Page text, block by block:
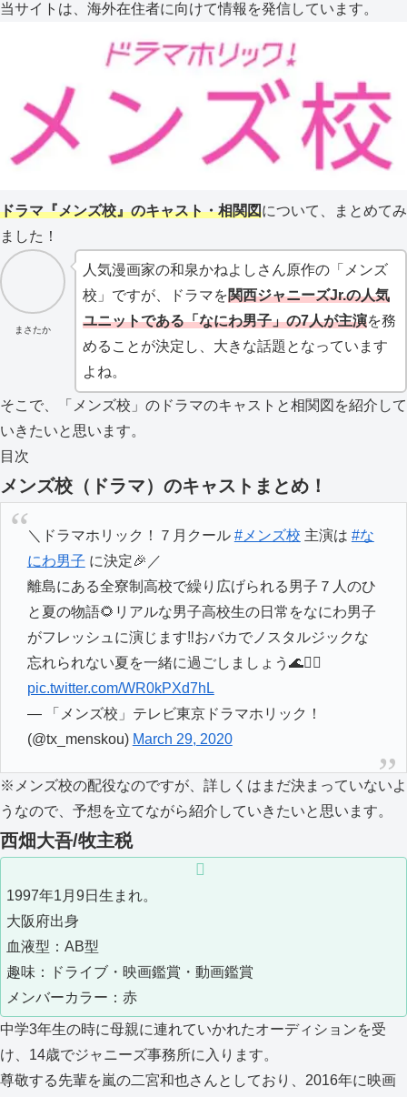
当サイトは、海外在住者に向けて情報を発信しています。
ドラマ『メンズ校』のキャスト・相関図について、まとめてみ
ました！
まさたか
人気漫画家の和泉かねよしさん原作の「メンズ
校」ですが、ドラマを関西ジャニーズJr.の人気
ユニットである「なにわ男子」の7人が主演を務
めることが決定し、大きな話題となっています
よね。
そこで、「メンズ校」のドラマのキャストと相関図を紹介して
いきたいと思います。
目次
メンズ校（ドラマ）のキャストまとめ！
＼ドラマホリック！７月クール #メンズ校 主演は #な
にわ男子 に決定🎉／
離島にある全寮制高校で繰り広げられる男子７人のひ
と夏の物語🌻リアルな男子高校生の日常をなにわ男子
がフレッシュに演じます‼️おバカでノスタルジックな
忘れられない夏を一緒に過ごしましょう🌊🏃‍♂️
pic.twitter.com/WR0kPXd7hL
— 「メンズ校」テレビ東京ドラマホリック！
(@tx_menskou) March 29, 2020
※メンズ校の配役なのですが、詳しくはまだ決まっていないよ
うなので、予想を立てながら紹介していきたいと思います。
西畑大吾/牧主税
1997年1月9日生まれ。
大阪府出身
血液型：AB型
趣味：ドライブ・映画鑑賞・動画鑑賞
メンバーカラー：赤
中学3年生の時に母親に連れていかれたオーディションを受
け、14歳でジャニーズ事務所に入ります。
尊敬する先輩を嵐の二宮和也さんとしており、2016年に映画